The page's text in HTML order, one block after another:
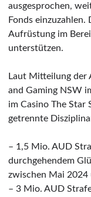
ausgesprochen,
Fonds
Aufrüstung im
unterstützen.
Laut Mitteilung der
and Gaming NSW
im Casino The Star
getrennte
– 1,5 Mio. AUD
durchgehendem
zwischen Mai 2024
– 3 Mio. AUD